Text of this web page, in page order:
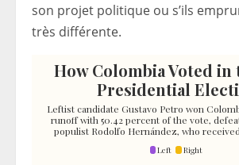
son projet politique ou s’ils
très différente.